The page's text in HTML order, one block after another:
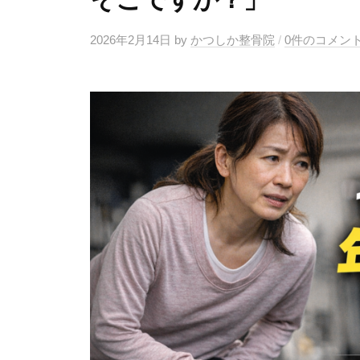
2026年2月14日 by かつしか整骨院 / 0件のコメン